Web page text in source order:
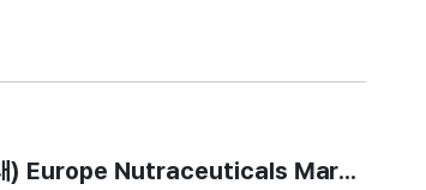
조류 기반 건강기능식품으로 해양바이오 산업 확대)